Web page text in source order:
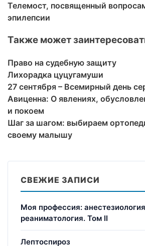
Телемост, посвященный
эпилепсии
Также может
Право на судебную защиту
Лихорадка цуцугамуши
27 сентября – Всемирный день
Авиценна: О явлениях,
и покоем
Шаг за шагом: выбираем
своему малышу
СВЕЖИЕ ЗАПИСИ
Моя профессия:
реаниматология. Том II
Лептоспироз